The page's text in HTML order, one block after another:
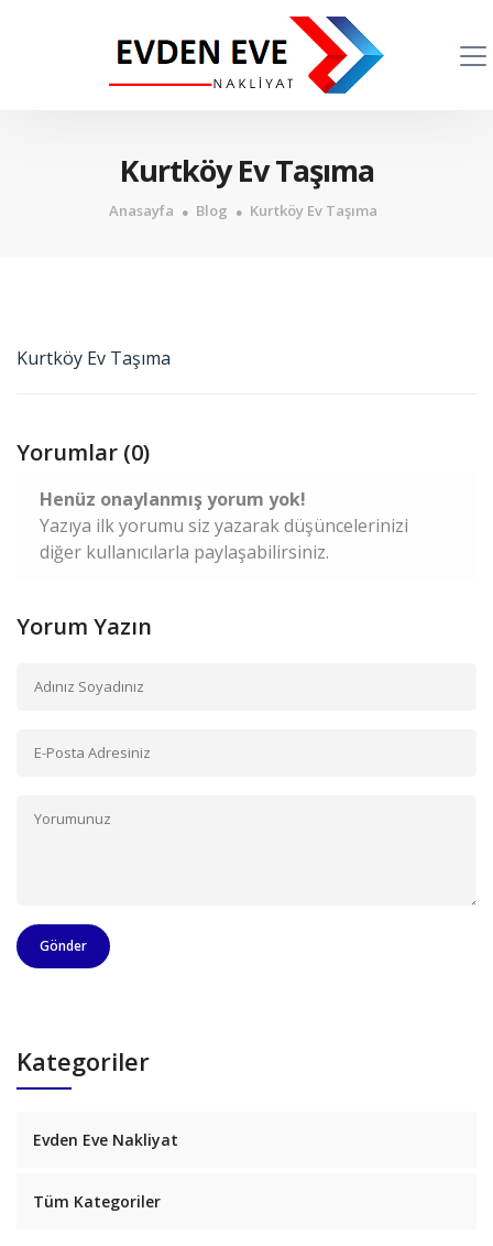
Kurtköy Ev Taşıma
Anasayfa Blog Kurtköy Ev Taşıma
Kurtköy Ev Taşıma
Yorumlar (0)
Henüz onaylanmış yorum yok!
Yazıya ilk yorumu siz yazarak düşüncelerinizi
diğer kullanıcılarla paylaşabilirsiniz.
Yorum Yazın
Gönder
Kategoriler
Evden Eve Nakliyat
Tüm Kategoriler